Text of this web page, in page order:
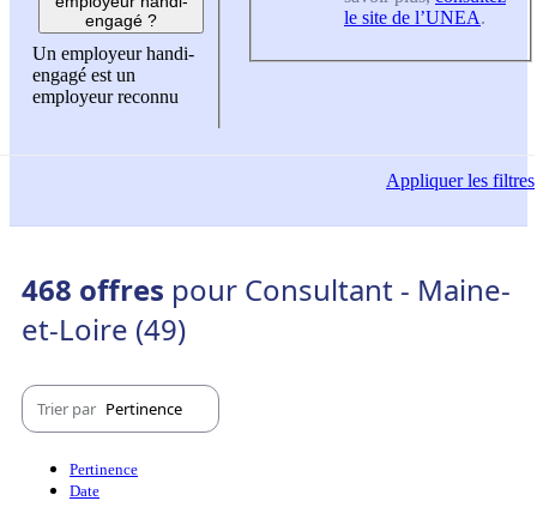
engagé ?
Un employeur handi-
engagé est un
employeur reconnu
le site de l’UNEA.
Appliquerles filtres
468 offres pour Consultant - Maine-
et-Loire (49)
Trier par Pertinence
Pertinence
Date